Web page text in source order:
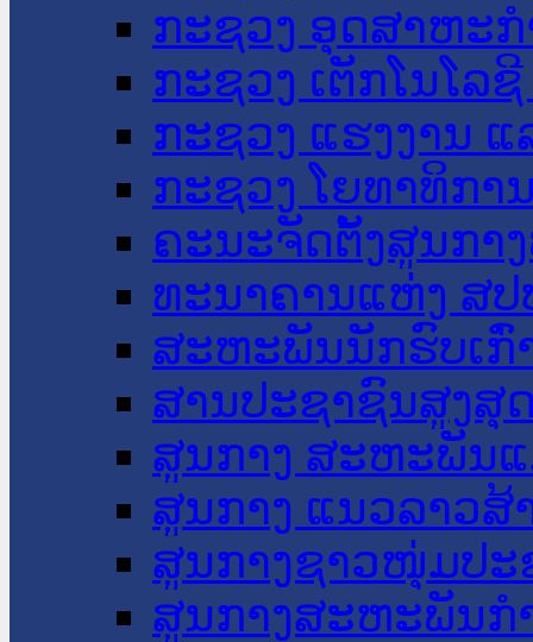
ກະຊວງ ອຸດສາຫະ
ກະຊວງ ເຕັກໂນໂລ
ກະຊວງ ແຮງງານ
ກະຊວງ ໂຍທາທິກາ
ຄະນະຈັດຕັ້ງສູນກາ
ທະນາຄານແຫ່ງ ສປ
ສະຫະພັນນັກຮົບເກົ່
ສານປະຊາຊົນສູງສຸ
ສູນກາງ ສະຫະພັນ
ສູນກາງ ແນວລາວສ້
ສູນກາງຊາວໜຸ່ມປະ
ສູນກາງສະຫະພັນກ